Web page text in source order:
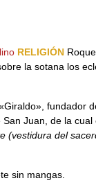
RELIGIÓN
la sotana los
fundador
Juan, de la
(vestidura del
sin mangas.